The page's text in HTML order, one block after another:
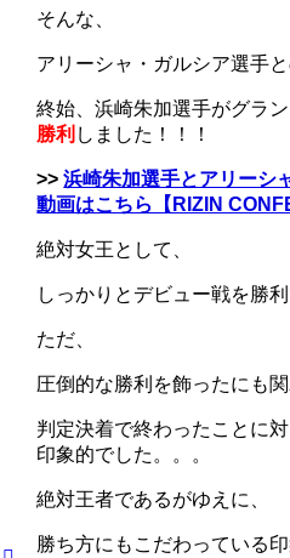
そんな、
アリーシャ・ガルシア選手と
終始、浜崎朱加選手がグラ
勝利 しました！！！
>> 浜崎朱加選手とアリーシ
動画はこちら【RIZIN
絶対女王として、
しっかりとデビュー戦を勝
ただ、
圧倒的な勝利を飾ったにも関
判定決着で終わったことに
印象的でした。。。
絶対王者であるがゆえに、
勝ち方にもこだわっている印